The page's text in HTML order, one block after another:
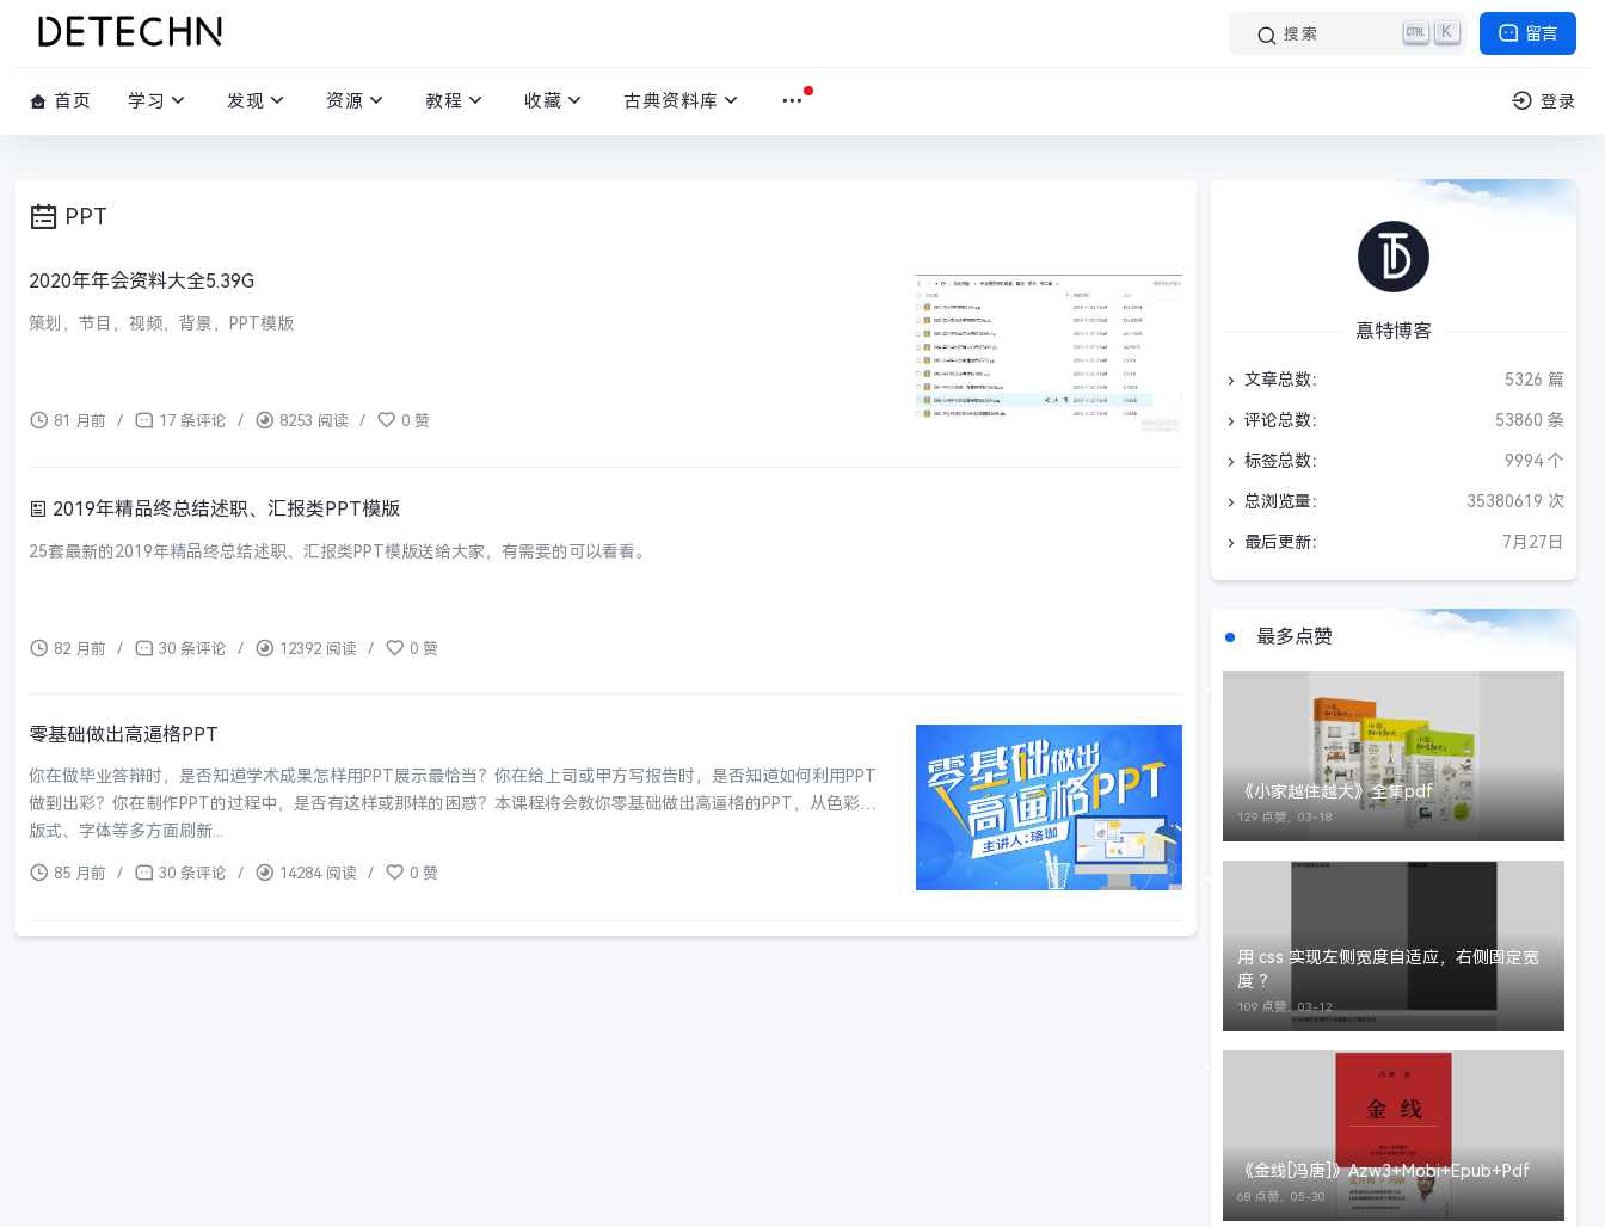
留言
搜索 K
首页 学习 发现 资源 教程 收藏 古典资料库 登录
PPT
2020年年会资料大全5.39G
策划，节目，视频，背景，PPT模版
81 月前 / 17 条评论 / 8253 阅读 / 0 赞
2019年精品终总结述职、汇报类PPT模版
25套最新的2019年精品终总结述职、汇报类PPT模版送给大家，有需要的可以看看。
82 月前 / 30 条评论 / 12392 阅读 / 0 赞
零基础做出高逼格PPT
你在做毕业答辩时，是否知道学术成果怎样用PPT展示最恰当？你在给上司或甲方写报告时，是否知道如何利用PPT
做到出彩？你在制作PPT的过程中，是否有这样或那样的困惑？本课程将会教你零基础做出高逼格的PPT，从色彩、
版式、字体等多方面刷新...
85 月前 / 30 条评论 / 14284 阅读 / 0 赞
惪特博客
文章总数： 5326 篇
评论总数： 53860 条
标签总数： 9994 个
总浏览量： 35380619 次
最后更新： 7月27日
最多点赞
《小家越住越大》全集pdf
129 点赞， 03-18
用 css 实现左侧宽度自适应，右侧固定宽
度 ？
109 点赞， 03-12
《金线[冯唐]》Azw3+Mobi+Epub+Pdf
68 点赞， 05-30